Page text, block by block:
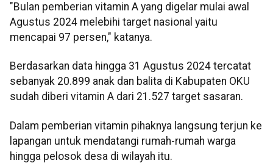
"Bulan pemberian vitamin A yang digelar mulai awal
Agustus 2024 melebihi target nasional yaitu
mencapai 97 persen," katanya.
Berdasarkan data hingga 31 Agustus 2024 tercatat
sebanyak 20.899 anak dan balita di Kabupaten OKU
sudah diberi vitamin A dari 21.527 target sasaran.
Dalam pemberian vitamin pihaknya langsung terjun ke
lapangan untuk mendatangi rumah-rumah warga
hingga pelosok desa di wilayah itu.